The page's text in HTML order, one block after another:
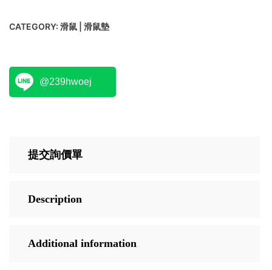
CATEGORY: 滑鼠 | 滑鼠墊
@239hwoej
提交詢價單
Description
Additional information